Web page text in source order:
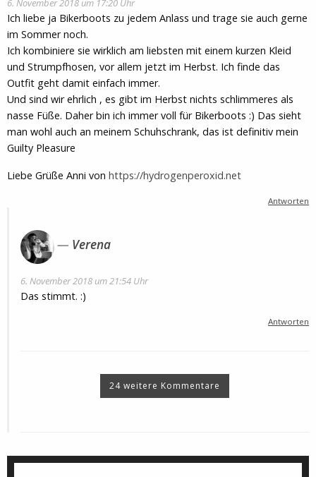
6. November 2018 um 17:20 Uhr
Ich liebe ja Bikerboots zu jedem Anlass und trage sie auch gerne
im Sommer noch.
Ich kombiniere sie wirklich am liebsten mit einem kurzen Kleid
und Strumpfhosen, vor allem jetzt im Herbst. Ich finde das
Outfit geht damit einfach immer.
Und sind wir ehrlich , es gibt im Herbst nichts schlimmeres als
nasse Füße. Daher bin ich immer voll für Bikerboots :) Das sieht
man wohl auch an meinem Schuhschrank, das ist definitiv mein
Guilty Pleasure
Liebe Grüße Anni von https://hydrogenperoxid.net
Antworten
Verena
6. November 2018 um 21:54 Uhr
Das stimmt. :)
Antworten
24 weitere Kommentare